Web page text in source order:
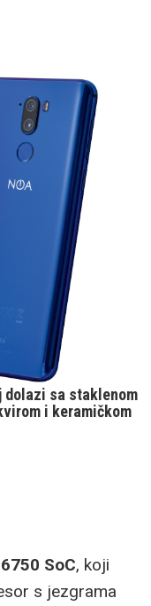
sa staklenom
i keramičkom
SoC, koji
s jezgrama